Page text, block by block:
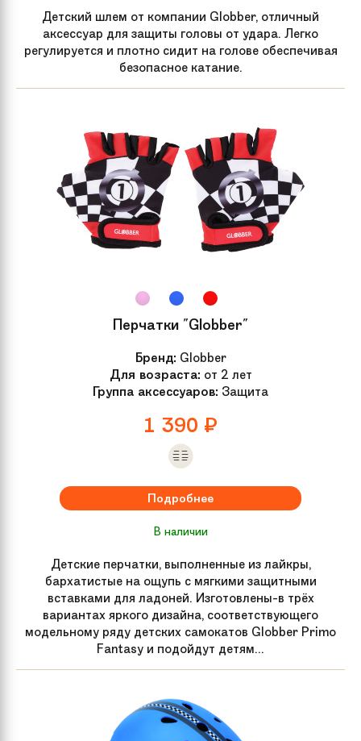
Детский шлем от компании Globber, отличный
аксессуар для защиты головы от удара. Легко
регулируется и плотно сидит на голове обеспечивая
безопасное катание.
Перчатки "Globber"
Бренд: Globber
Для возраста: от 2 лет
Группа аксессуаров: Защита
1 390 ₽
Подробнее
В наличии
Детские перчатки, выполненные из лайкры,
бархатистые на ощупь с мягкими защитными
вставками для ладоней. Изготовлены-в трёх
вариантах яркого дизайна, соответствующего
модельному ряду детских самокатов Globber Primo
Fantasy и подойдут детям...